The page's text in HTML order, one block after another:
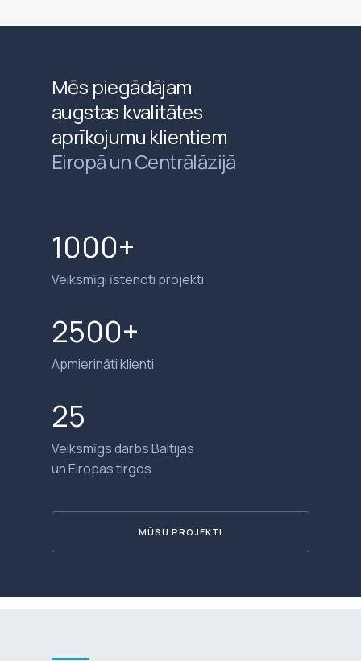
Mēs piegādājam
augstas kvalitātes
aprīkojumu klientiem
Eiropā un Centrālāzijā
1000+
Veiksmīgi īstenoti projekti
MŪSU PROJEKTI
25
Veiksmīgs darbs Baltijas
un Eiropas tirgos
2500+
Apmierināti klienti